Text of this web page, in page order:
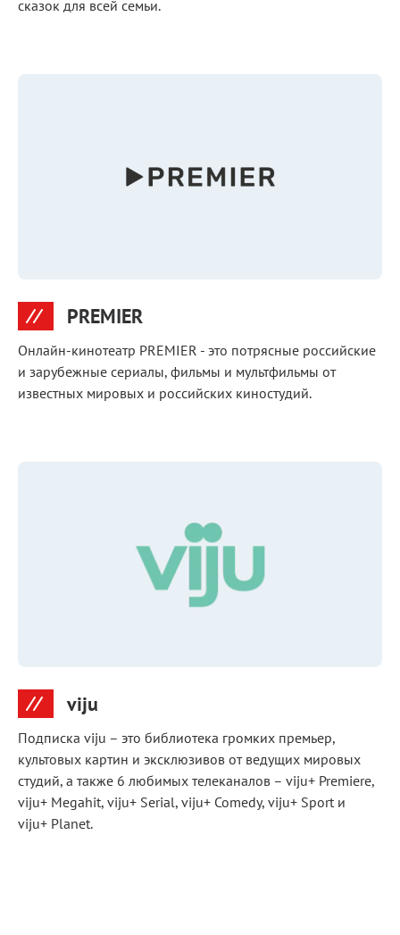
сказок для всей семьи.
PREMIER
Онлайн-кинотеатр PREMIER - это потрясные российские
и зарубежные сериалы, фильмы и мультфильмы от
известных мировых и российских киностудий.
viju
Подписка viju – это библиотека громких премьер,
культовых картин и эксклюзивов от ведущих мировых
студий, а также 6 любимых телеканалов – viju+ Premiere,
viju+ Megahit, viju+ Serial, viju+ Comedy, viju+ Sport и
viju+ Planet.